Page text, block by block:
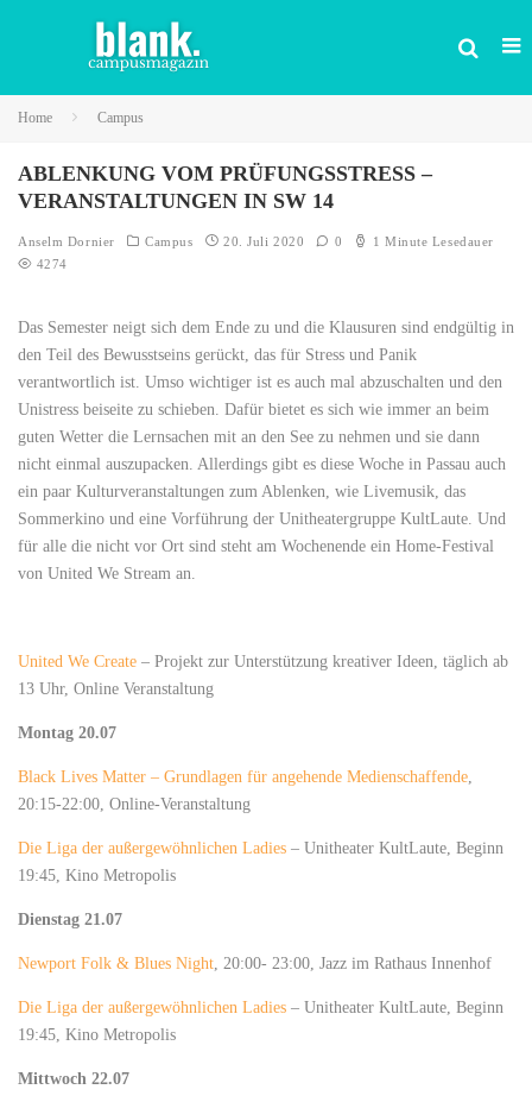
Home Campus
ABLENKUNG VOM PRÜFUNGSSTRESS –
VERANSTALTUNGEN IN SW 14
Anselm Dornier Campus 20. Juli 2020 0
1 Minute Lesedauer
4274
Das Semester neigt sich dem Ende zu und die Klausuren sind endgültig in
den Teil des Bewusstseins gerückt, das für Stress und Panik
verantwortlich ist. Umso wichtiger ist es auch mal abzuschalten und den
Unistress beiseite zu schieben. Dafür bietet es sich wie immer an beim
guten Wetter die Lernsachen mit an den See zu nehmen und sie dann
nicht einmal auszupacken. Allerdings gibt es diese Woche in Passau auch
ein paar Kulturveranstaltungen zum Ablenken, wie Livemusik, das
Sommerkino und eine Vorführung der Unitheatergruppe KultLaute. Und
für alle die nicht vor Ort sind steht am Wochenende ein Home-Festival
von United We Stream an.
United We Create – Projekt zur Unterstützung kreativer Ideen, täglich ab
13 Uhr, Online Veranstaltung
Montag 20.07
Black Lives Matter – Grundlagen für angehende Medienschaffende,
20:15-22:00, Online-Veranstaltung
Die Liga der außergewöhnlichen Ladies – Unitheater KultLaute, Beginn
19:45, Kino Metropolis
Dienstag 21.07
Newport Folk & Blues Night, 20:00- 23:00, Jazz im Rathaus Innenhof
Die Liga der außergewöhnlichen Ladies – Unitheater KultLaute, Beginn
19:45, Kino Metropolis
Mittwoch 22.07